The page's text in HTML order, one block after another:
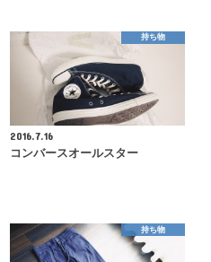
持ち物
2016.7.16
コンバースオールスター
持ち物